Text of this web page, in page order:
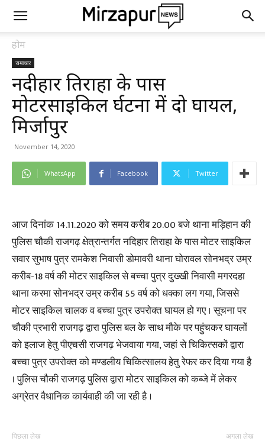
होम
समाचार
नदीहार तिराहा के पास
मोटरसाइकिल दुर्घटना में दो घायल,
मिर्जापुर
November 14, 2020
WhatsApp Facebook Twitter
आज दिनांक 14.11.2020 को समय करीब 20.00 बजे थाना मड़िहान की
पुलिस चौकी राजगढ़ क्षेत्रान्तर्गत नदिहार तिराहा के पास मोटर साइकिल
सवार सुभाष पुत्र रामकेश निवासी डोमावरी थाना घोरावल सोनभद्र उम्र
करीब-18 वर्ष की मोटर साइकिल से बच्चा पुत्र दुख्खी निवासी मगरदहा
थाना करमा सोनभद्र उम्र करीब 55 वर्ष को धक्का लग गया, जिससे
मोटर साइकिल चालक व बच्चा पुत्र उपरोक्त घायल हो गए । सूचना पर
चौकी प्रभारी राजगढ़ द्वारा पुलिस बल के साथ मौके पर पहुंचकर घायलों
को इलाज हेतु पीएचसी राजगढ़ भेजवाया गया, जहां से चिकित्सकों द्वारा
बच्चा पुत्र उपरोक्त को मण्डलीय चिकित्सालय हेतु रेफर कर दिया गया है
। पुलिस चौकी राजगढ़ पुलिस द्वारा मोटर साइकिल को कब्जे में लेकर
अग्रेतर वैधानिक कार्यवाही की जा रही है ।
पिछला लेख अगला लेख